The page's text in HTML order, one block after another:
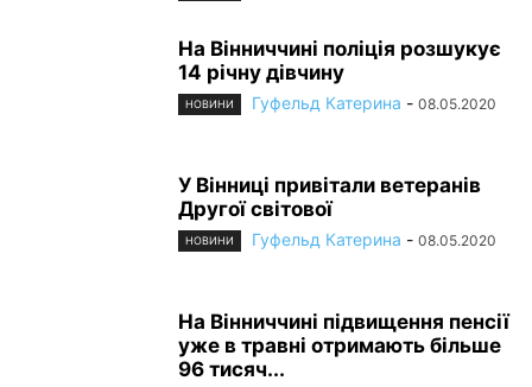
На Вінниччині поліція розшукує
14 річну дівчину
НОВИНИ Гуфельд Катерина - 08.05.2020
У Вінниці привітали ветеранів
Другої світової
НОВИНИ Гуфельд Катерина - 08.05.2020
На Вінниччині підвищення пенсії
уже в травні отримають більше
96 тисяч...